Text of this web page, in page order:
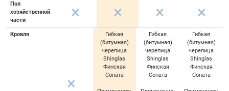
Пол
хозяйственной
части
Кровля
Гибкая
(битумная)
черепица
Shinglas
Финская
Соната
Гибкая
(битумная)
черепица
Shinglas
Финская
Соната
Гибкая
(битумная)
черепица
Shinglas
Финская
Соната